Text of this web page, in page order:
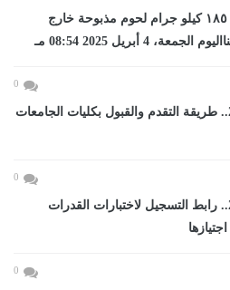
بيطرى الأقصر.. ضبط ١٨٥ كيلو جرام لحوم مذبوحة خارج
4 أبريل 2025 08:54 مـ
0
تنسيق الجامعات 2026.. طريقة التقدم والقبول بكليات الجامعات
0
تنسيق الجامعات 2026.. رابط التسجيل لاختبارات القدرات
0